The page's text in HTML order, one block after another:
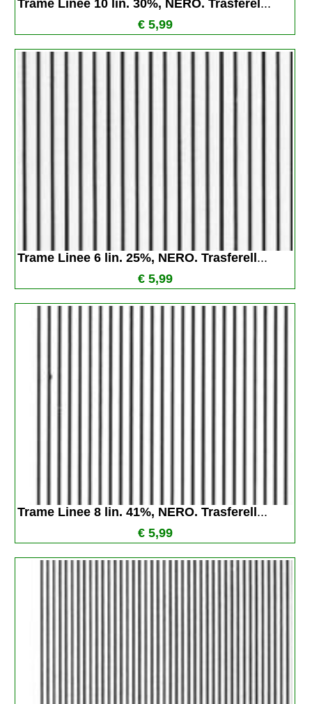
Trame Linee 10 lin. 30%, NERO. Trasferel ...
€ 5,99
Trame Linee 6 lin. 25%, NERO. Trasferell ...
€ 5,99
Trame Linee 8 lin. 41%, NERO. Trasferell ...
€ 5,99